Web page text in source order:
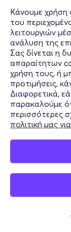
Κάνουμε χρήση
του
λειτουργιών
ανάλυση της
Σας δίνεται η
απαραίτητων
χρήση τους, ή
προτιμήσεις,
Διαφορετικά,
παρακαλούμε
περισσότερες
πολιτική μας
Υποστήριξη
Stay
Mobile app